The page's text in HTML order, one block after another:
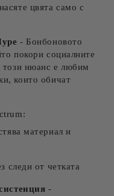
цвята само с
- Бонбоновото
покори социалните
този нюанс е любим
които обичат
материал и
следи от четката
-